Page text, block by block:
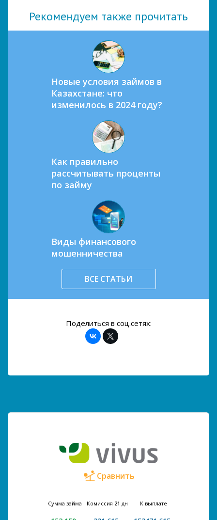
Рекомендуем также прочитать
Новые условия займов в
Казахстане: что
изменилось в 2024 году?
Как правильно
рассчитывать проценты
по займу
Виды финансового
мошенничества
ВСЕ СТАТЬИ
Поделиться в соц.сетях:
Сравнить
Сумма займа Комиссия 21 дн К выплате